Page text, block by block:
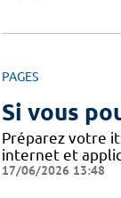
PAGES
Si vous
Préparez votre
internet et
17/06/2026 13:48